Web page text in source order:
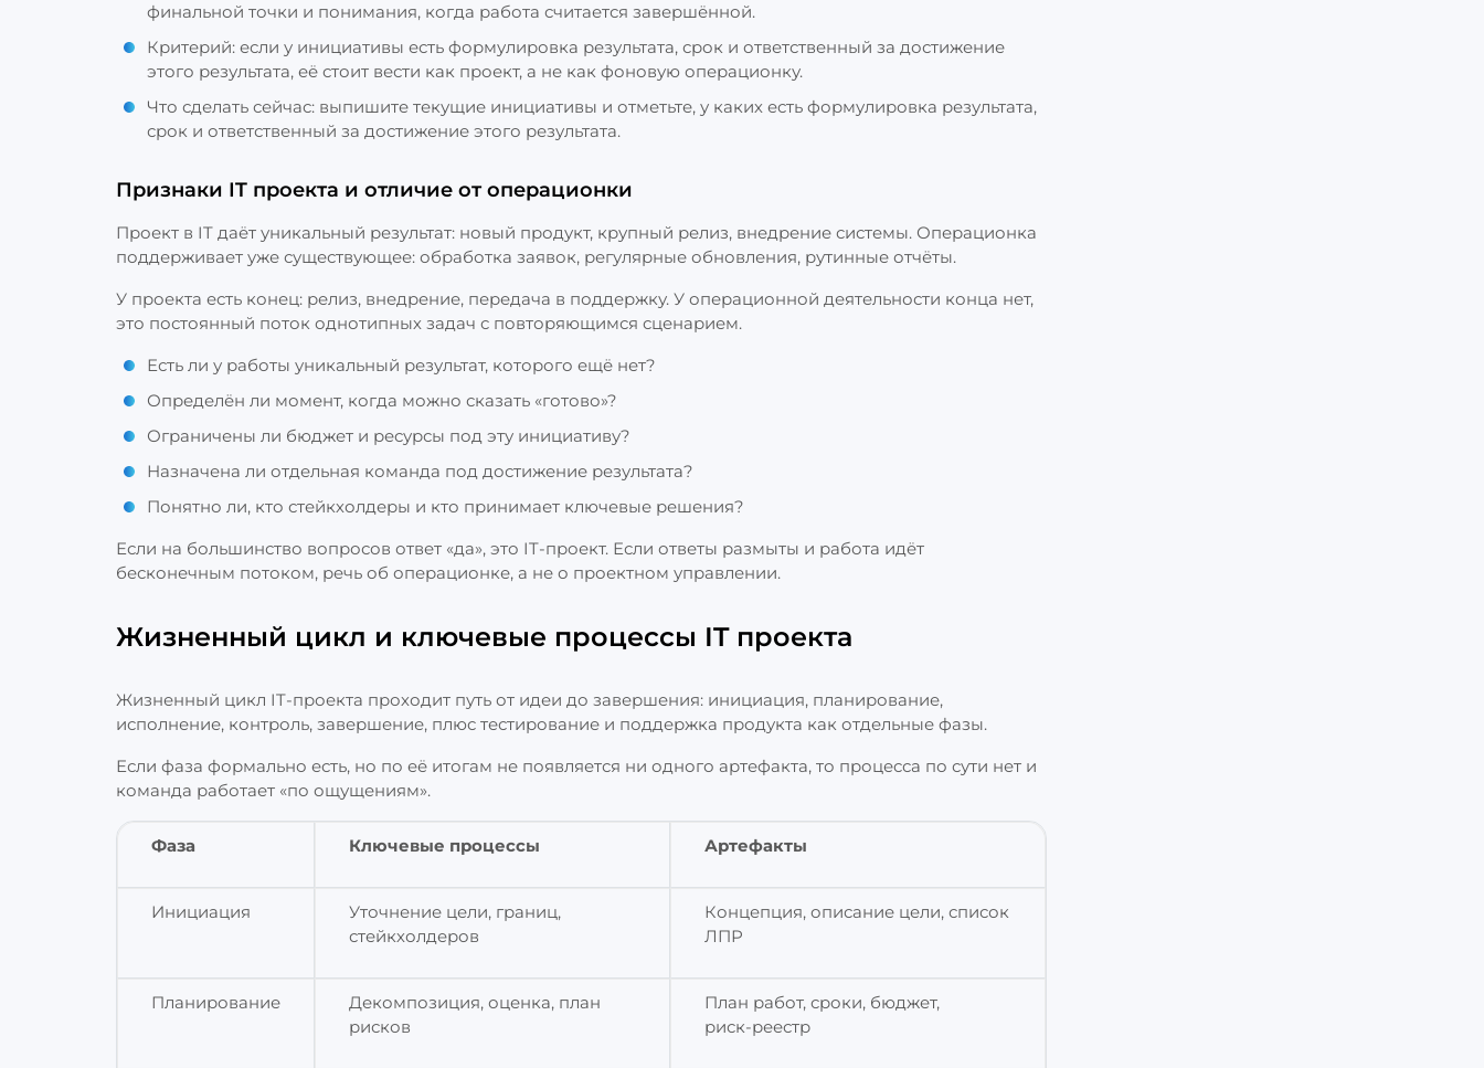
финальной точки и понимания, когда работа считается завершённой.
Критерий: если у инициативы есть формулировка результата, срок и ответственный за достижение
этого результата, её стоит вести как проект, а не как фоновую операционку.
Что сделать сейчас: выпишите текущие инициативы и отметьте, у каких есть формулировка результата,
срок и ответственный за достижение этого результата.
Признаки IT проекта и отличие от операционки
Проект в IT даёт уникальный результат: новый продукт, крупный релиз, внедрение системы. Операционка
поддерживает уже существующее: обработка заявок, регулярные обновления, рутинные отчёты.
У проекта есть конец: релиз, внедрение, передача в поддержку. У операционной деятельности конца нет,
это постоянный поток однотипных задач с повторяющимся сценарием.
Есть ли у работы уникальный результат, которого ещё нет?
Определён ли момент, когда можно сказать «готово»?
Ограничены ли бюджет и ресурсы под эту инициативу?
Назначена ли отдельная команда под достижение результата?
Понятно ли, кто стейкхолдеры и кто принимает ключевые решения?
Если на большинство вопросов ответ «да», это IT‑проект. Если ответы размыты и работа идёт
бесконечным потоком, речь об операционке, а не о проектном управлении.
Жизненный цикл и ключевые процессы IT проекта
Жизненный цикл IT‑проекта проходит путь от идеи до завершения: инициация, планирование,
исполнение, контроль, завершение, плюс тестирование и поддержка продукта как отдельные фазы.
Если фаза формально есть, но по её итогам не появляется ни одного артефакта, то процесса по сути нет и
команда работает «по ощущениям».
Фаза Ключевые процессы Артефакты
Инициация
Уточнение цели, границ,
стейкхолдеров
Концепция, описание цели, список
ЛПР
Планирование
Декомпозиция, оценка, план
рисков
План работ, сроки, бюджет,
риск‑реестр